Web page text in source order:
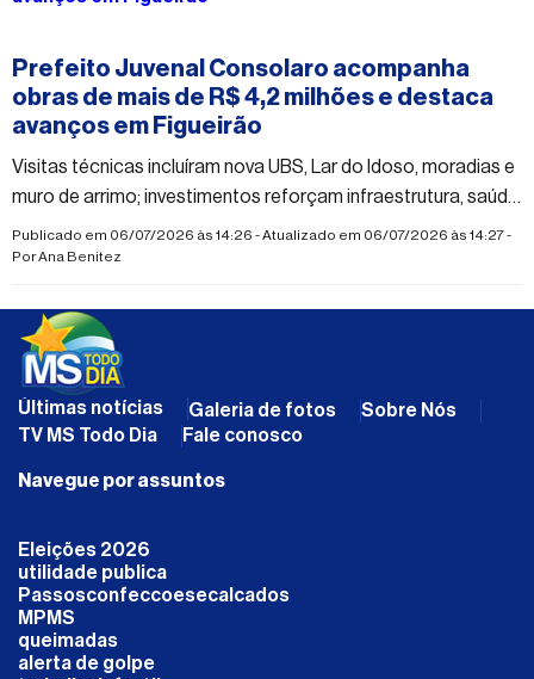
Prefeito Juvenal Consolaro acompanha
obras de mais de R$ 4,2 milhões e destaca
avanços em Figueirão
Visitas técnicas incluíram nova UBS, Lar do Idoso, moradias e
muro de arrimo; investimentos reforçam infraestrutura, saúde
e assistência social no município
Publicado em 06/07/2026 às 14:26 - Atualizado em 06/07/2026 às 14:27 -
PorAna Benitez
Últimas notícias Galeria de fotos
Sobre Nós
TV MS Todo Dia
Fale conosco
Navegue por assuntos
Eleições 2026
utilidade publica
Passosconfeccoesecalcados
MPMS
queimadas
alerta de golpe